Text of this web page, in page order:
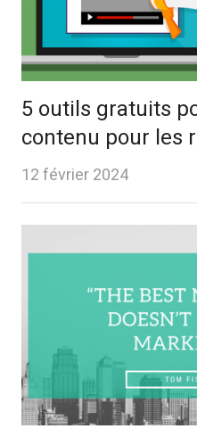
5 outils gratuits
contenu pour les
12 février 2024